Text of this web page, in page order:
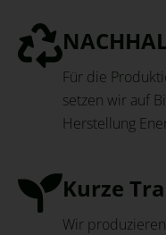
Für die
setzen wir auf
Herstellung
Kurze
Wir